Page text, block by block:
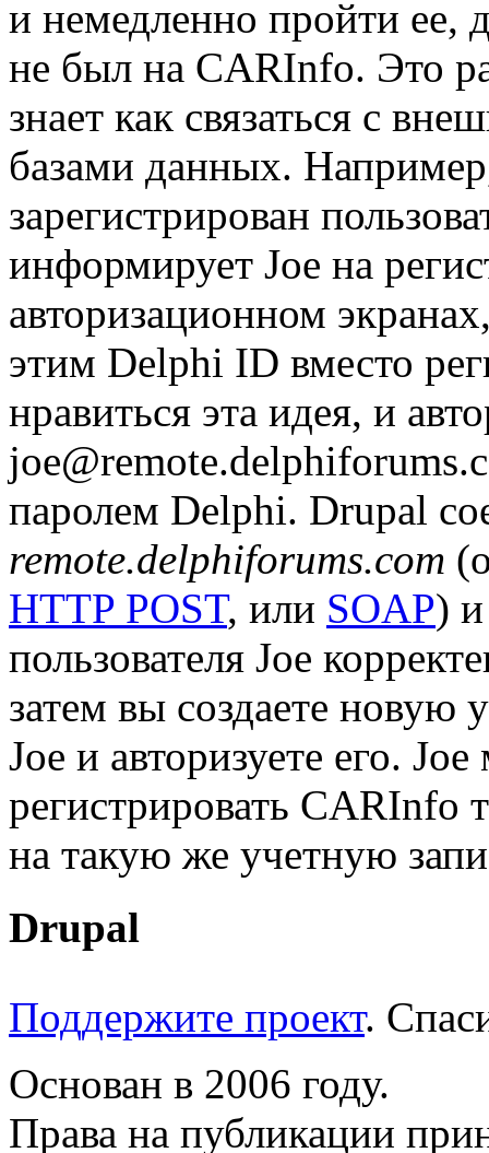
и немедленно пройти ее,
не был на CARInfo. Это
знает как связаться с
базами данных.
зарегистрирован
информирует Joe на
авторизационном
этим Delphi ID вместо
нравиться эта идея, и
паролем Delphi. Drupal
remote.delphiforums.com
HTTP POST, или SOAP)
пользователя Joe
затем вы создаете новую
Joe и авторизуете его.
регистрировать CARInfo
на такую же учетную
Drupal
Поддержите проект.
Основан в 2006 году.
Права на публикации